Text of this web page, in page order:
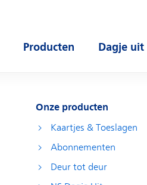
Producten
Dagje uit
Onze producten
Kaartjes & Toeslagen
Abonnementen
Deur tot deur